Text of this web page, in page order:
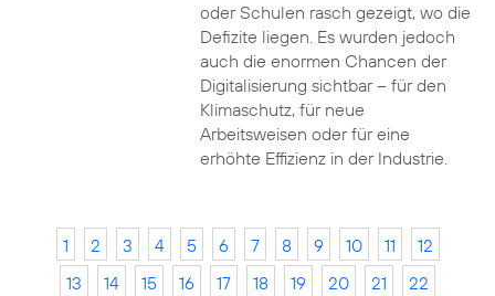
oder Schulen rasch gezeigt, wo die
Defizite liegen. Es wurden jedoch
auch die enormen Chancen der
Digitalisierung sichtbar – für den
Klimaschutz, für neue
Arbeitsweisen oder für eine
erhöhte Effizienz in der Industrie.
1 2 3 4 5 6 7 8 9 10 11
12
13
14 15 16 17 18 19 20 21
22